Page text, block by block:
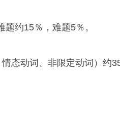
约15％，难题5％。
动词、非限定动词）约35